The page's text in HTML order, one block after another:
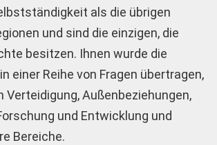
als die übrigen
und sind die einzigen, die
besitzen. Ihnen wurde die
einer Reihe von Fragen übertragen,
Verteidigung, Außenbeziehungen,
und Entwicklung und
Bereiche.